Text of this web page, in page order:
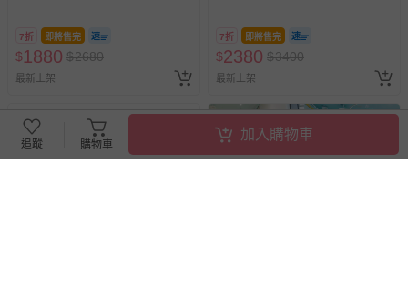
7折 即將售完
$1880 $2680
最新上架
7折 即將售完
$2380 $3400
最新上架
追蹤 購物車
加入購物車